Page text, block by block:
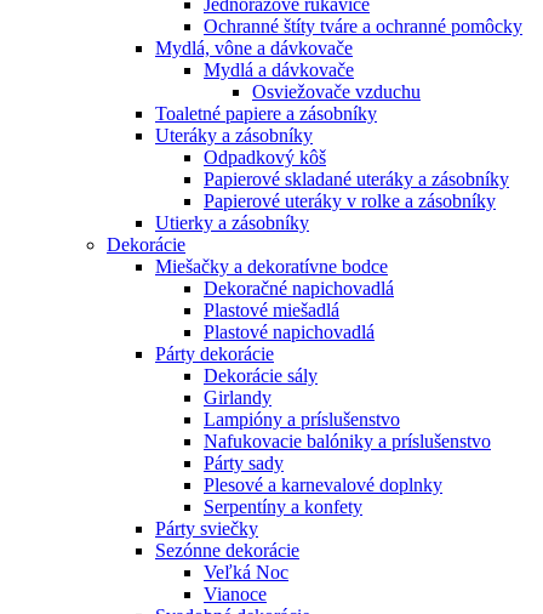
Ochranné štíty tváre a ochranné pomôcky
Mydlá, vône a dávkovače
Mydlá a dávkovače
Osviežovače vzduchu
Toaletné papiere a zásobníky
Uteráky a zásobníky
Odpadkový kôš
Papierové skladané uteráky a zásobníky
Papierové uteráky v rolke a zásobníky
Utierky a zásobníky
Dekorácie
Miešačky a dekoratívne bodce
Dekoračné napichovadlá
Plastové miešadlá
Plastové napichovadlá
Párty dekorácie
Dekorácie sály
Girlandy
Lampióny a príslušenstvo
Nafukovacie balóniky a príslušenstvo
Párty sady
Plesové a karnevalové doplnky
Serpentíny a konfety
Párty sviečky
Sezónne dekorácie
Veľká Noc
Vianoce